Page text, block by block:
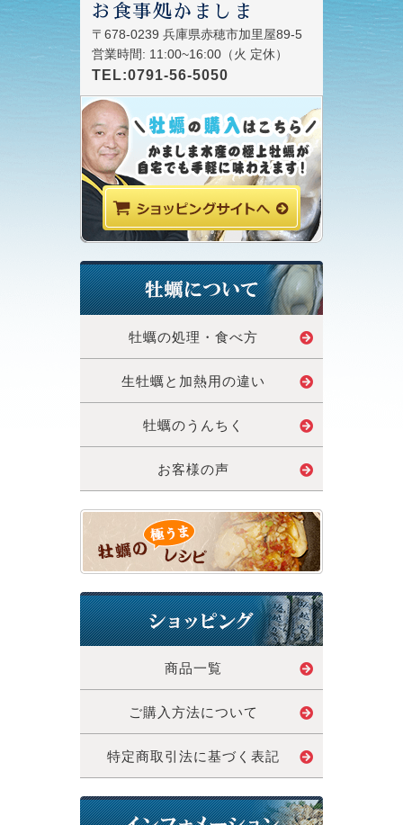
お食事処かましま
〒678-0239 兵庫県赤穂市加里屋89-5
営業時間: 11:00~16:00（火 定休）
TEL:0791-56-5050
牡蠣の処理・食べ方
生牡蠣と加熱用の違い
牡蠣のうんちく
お客様の声
商品一覧
ご購入方法について
特定商取引法に基づく表記